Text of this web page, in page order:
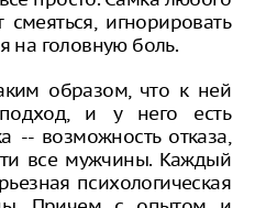
игнорировать
на головную боль.
образом, что к ней
и у него есть
-- возможность отказа,
все мужчины. Каждый
психологическая